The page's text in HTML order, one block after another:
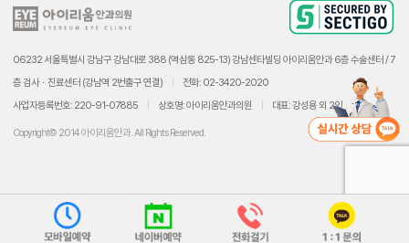
06232 서울특별시 강남구 강남대로 388 (역삼동 825-13) 강남센타빌딩 아이리움안과 6층 수술센터 / 7
층 검사ㆍ진료센터 (강남역 2번출구 연결)
전화: 02-3420-2020
사업자등록번호: 220-91-07885
상호명: 아이리움안과의원 대표: 강성용 외 2인
Copyright© 2014 아이리움안과. All Rights Reserved.